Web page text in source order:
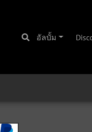
อัลบั้ม